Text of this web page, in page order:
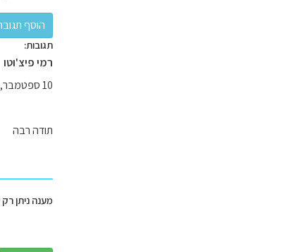
תגובות:
רמי פיצ'וטו
10 ספטמבר, 2011
תודה רבה
מענה ניתן